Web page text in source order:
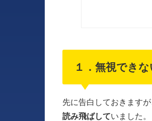
１．無視でき
先に告白しておきます
読み飛ばしていました。